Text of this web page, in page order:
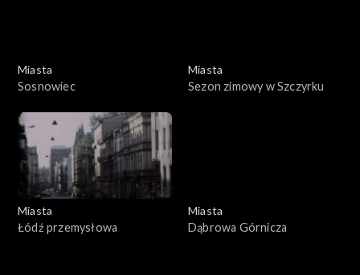
Miasta
Sosnowiec
Miasta
Sezon zimowy w Szczyrku
Miasta
Łódź przemysłowa
Miasta
Dąbrowa Górnicza